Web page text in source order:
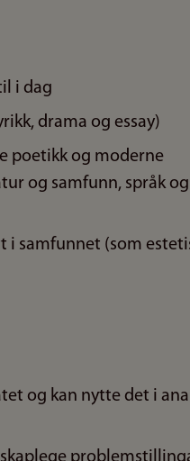
i dag
drama og essay)
poetikk og moderne
og samfunn, språk og
samfunnet (som
og kan nytte det i